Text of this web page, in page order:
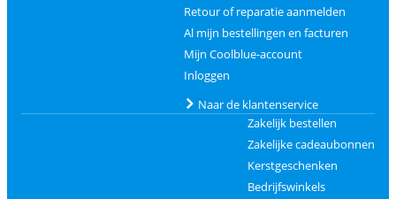
Retour of reparatie aanmelden
Al mijn bestellingen en facturen
Mijn Coolblue-account
Inloggen
Naar de klantenservice
Zakelijk bestellen
Zakelijke cadeaubonnen
Kerstgeschenken
Bedrijfswinkels